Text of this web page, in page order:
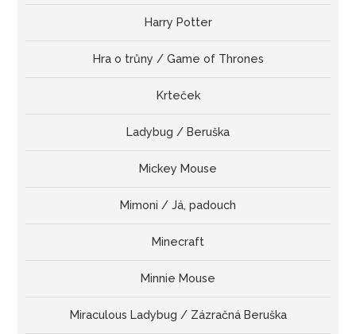
Harry Potter
Hra o trůny / Game of Thrones
Krteček
Ladybug / Beruška
Mickey Mouse
Mimoni / Já, padouch
Minecraft
Minnie Mouse
Miraculous Ladybug / Zázračná Beruška